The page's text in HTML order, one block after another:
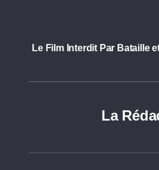
Le Film Interdit Par Bataille
La